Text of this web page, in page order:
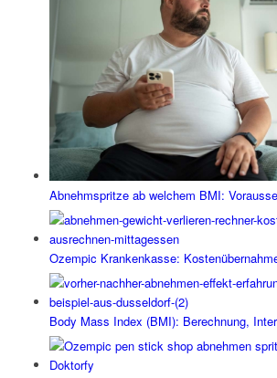
Abnehmspritze ab welchem BMI:
Ozempic Krankenkasse:
Body Mass Index (BMI): Berechnung,